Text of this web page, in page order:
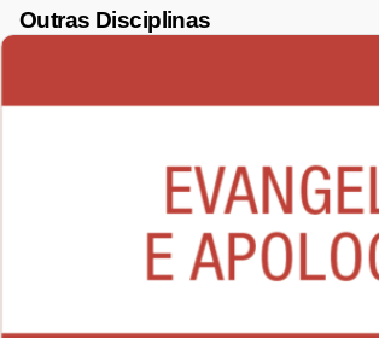
Outras Disciplinas